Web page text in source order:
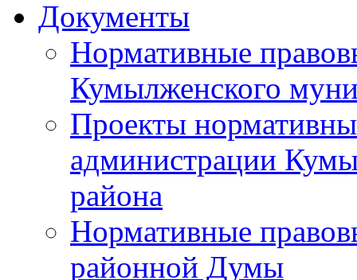
Документы
Нормативные
Кумылженского
Проекты
администрации
района
Нормативные
районной Думы